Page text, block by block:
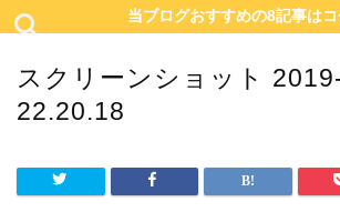
当ブログおすすめの8記事はコ
スクリーンショット
22.20.18